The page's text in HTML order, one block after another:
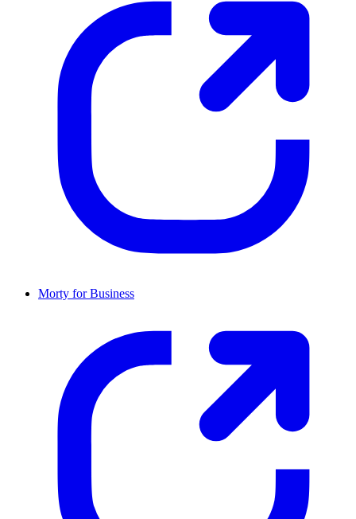
Morty for Business